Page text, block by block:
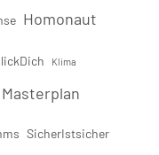
Homonaut
Klima
Masterplan
SicherIstsicher